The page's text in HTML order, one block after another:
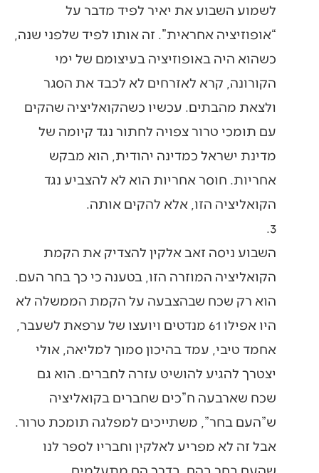
לשמוע השבוע את יאיר לפיד מדבר על
“אופוזיציה אחראית”. זה אותו לפיד שלפני שנה,
כשהוא היה באופוזיציה בעיצומם של ימי
הקורונה, קרא לאזרחים לא לכבד את הסגר
ולצאת מהבתים. עכשיו כשהקואליציה שהקים
עם תומכי טרור צפויה לחתור נגד קיומה של
מדינת ישראל כמדינה יהודית, הוא מבקש
אחריות. חוסר אחריות הוא לא להצביע נגד
הקואליציה הזו, אלא להקים אותה.
3.
השבוע ניסה זאב אלקין להצדיק את הקמת
הקואליציה המוזרה הזו, בטענה כי כך בחר העם.
הוא רק שכח שבהצבעה על הקמת הממשלה לא
היו אפילו 61 מנדטים ויועצו של ערפאת לשעבר,
אחמד טיבי, עמד בהיכון סמוך למליאה, אולי
יצטרך להגיע להושיט עזרה לחברים. הוא גם
שכח שארבעה ח”כים שחברים בקואליציה
ש”העם בחר”, משתייכים למפלגה תומכת טרור.
אבל זה לא מפריע לאלקין וחבריו לספר לנו
שהעם בחר בהם. בדרך הם מתעלמים